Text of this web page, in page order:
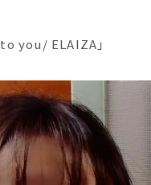
you/ ELAIZA」